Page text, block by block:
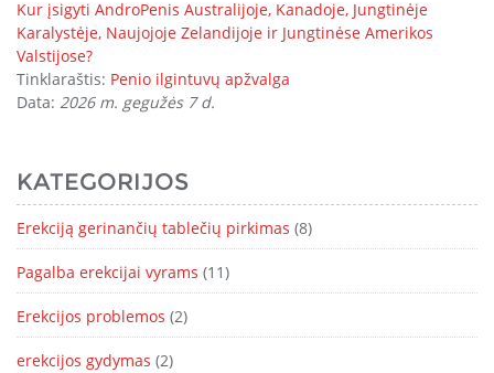
Kur įsigyti AndroPenis Australijoje, Kanadoje, Jungtinėje
Karalystėje, Naujojoje Zelandijoje ir Jungtinėse Amerikos
Valstijose?
Tinklaraštis: Penio ilgintuvų apžvalga
Data: 2026 m. gegužės 7 d.
KATEGORIJOS
Erekciją gerinančių tablečių pirkimas (8)
Pagalba erekcijai vyrams (11)
Erekcijos problemos (2)
erekcijos gydymas (2)